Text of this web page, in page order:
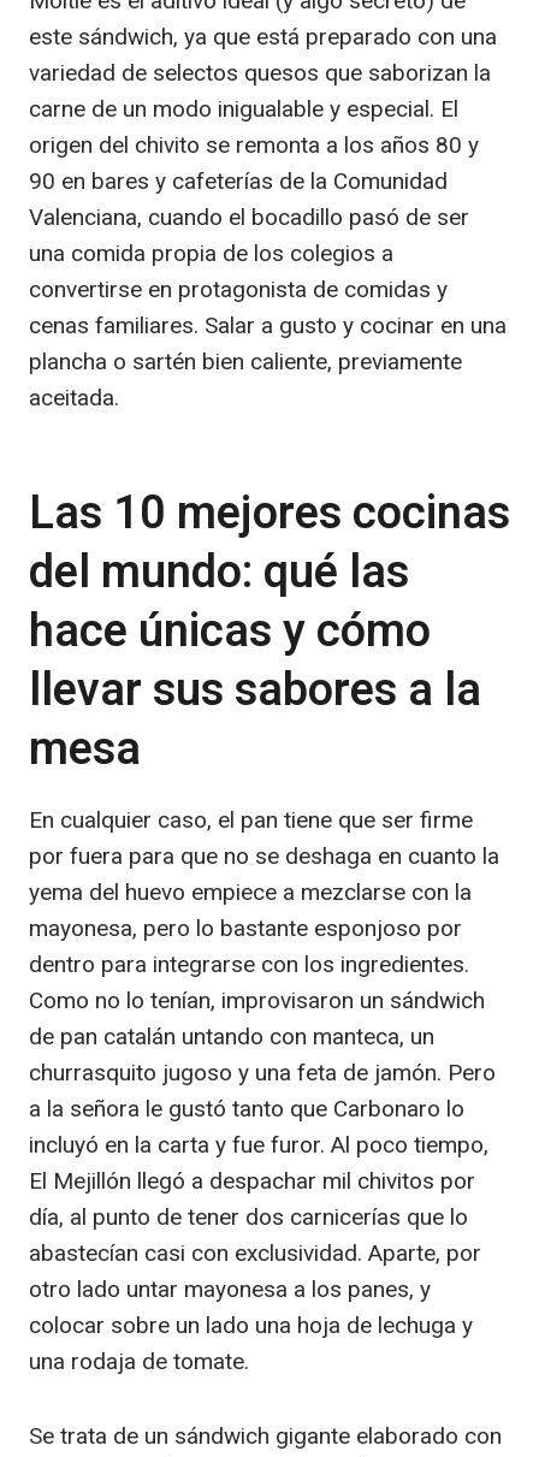
este sándwich, ya que está preparado con una
variedad de selectos quesos que saborizan la
carne de un modo inigualable y especial. El
origen del chivito se remonta a los años 80 y
90 en bares y cafeterías de la Comunidad
Valenciana, cuando el bocadillo pasó de ser
una comida propia de los colegios a
convertirse en protagonista de comidas y
cenas familiares. Salar a gusto y cocinar en una
plancha o sartén bien caliente, previamente
aceitada.
Las 10 mejores cocinas
del mundo: qué las
hace únicas y cómo
llevar sus sabores a la
mesa
En cualquier caso, el pan tiene que ser firme
por fuera para que no se deshaga en cuanto la
yema del huevo empiece a mezclarse con la
mayonesa, pero lo bastante esponjoso por
dentro para integrarse con los ingredientes.
Como no lo tenían, improvisaron un sándwich
de pan catalán untando con manteca, un
churrasquito jugoso y una feta de jamón. Pero
a la señora le gustó tanto que Carbonaro lo
incluyó en la carta y fue furor. Al poco tiempo,
El Mejillón llegó a despachar mil chivitos por
día, al punto de tener dos carnicerías que lo
abastecían casi con exclusividad. Aparte, por
otro lado untar mayonesa a los panes, y
colocar sobre un lado una hoja de lechuga y
una rodaja de tomate.
Se trata de un sándwich gigante elaborado con